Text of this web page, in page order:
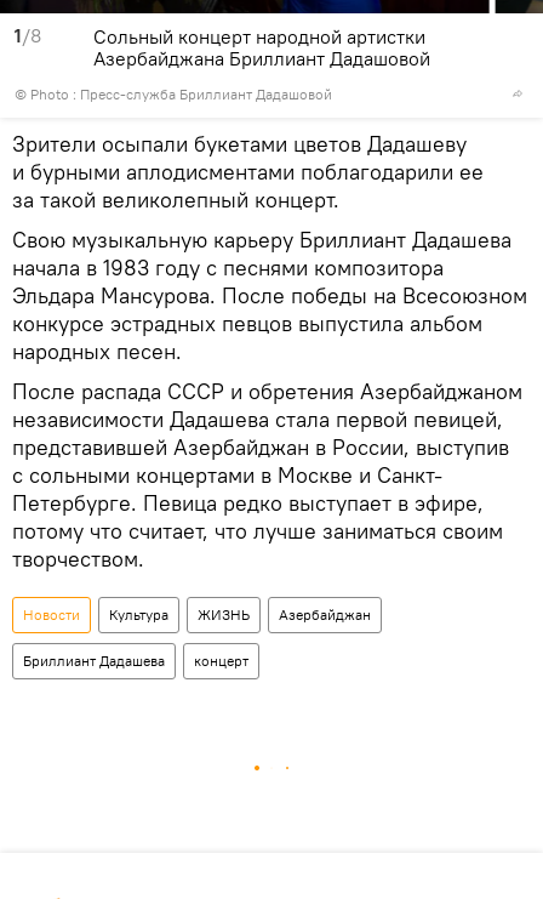
1/8
© Photo : Пресс-служба Бриллиант Дадашовой
Сольный концерт народной артистки
Азербайджана Бриллиант Дадашовой
Зрители осыпали букетами цветов Дадашеву
и бурными аплодисментами поблагодарили ее
за такой великолепный концерт.
Свою музыкальную карьеру Бриллиант Дадашева
начала в 1983 году с песнями композитора
Эльдара Мансурова. После победы на Всесоюзном
конкурсе эстрадных певцов выпустила альбом
народных песен.
После распада СССР и обретения Азербайджаном
независимости Дадашева стала первой певицей,
представившей Азербайджан в России, выступив
с сольными концертами в Москве и Санкт-
Петербурге. Певица редко выступает в эфире,
потому что считает, что лучше заниматься своим
творчеством.
Новости Культура ЖИЗНЬ Азербайджан
Бриллиант Дадашева концерт